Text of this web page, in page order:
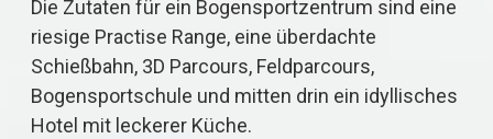
Die Zutaten für ein Bogensportzentrum sind eine
riesige Practise Range, eine überdachte
Schießbahn, 3D Parcours, Feldparcours,
Bogensportschule und mitten drin ein idyllisches
Hotel mit leckerer Küche.